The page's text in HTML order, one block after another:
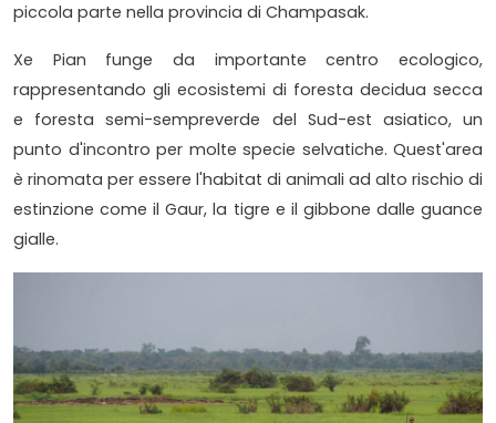
piccola parte nella provincia di Champasak.
Xe Pian funge da importante centro ecologico,
rappresentando gli ecosistemi di foresta decidua secca
e foresta semi-sempreverde del Sud-est asiatico, un
punto d'incontro per molte specie selvatiche. Quest'area
è rinomata per essere l'habitat di animali ad alto rischio di
estinzione come il Gaur, la tigre e il gibbone dalle guance
gialle.